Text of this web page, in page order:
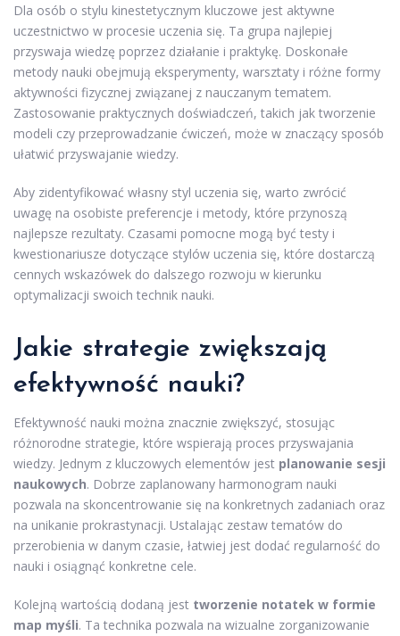
Dla osób o stylu kinestetycznym kluczowe jest aktywne
uczestnictwo w procesie uczenia się. Ta grupa najlepiej
przyswaja wiedzę poprzez działanie i praktykę. Doskonałe
metody nauki obejmują eksperymenty, warsztaty i różne formy
aktywności fizycznej związanej z nauczanym tematem.
Zastosowanie praktycznych doświadczeń, takich jak tworzenie
modeli czy przeprowadzanie ćwiczeń, może w znaczący sposób
ułatwić przyswajanie wiedzy.
Aby zidentyfikować własny styl uczenia się, warto zwrócić
uwagę na osobiste preferencje i metody, które przynoszą
najlepsze rezultaty. Czasami pomocne mogą być testy i
kwestionariusze dotyczące stylów uczenia się, które dostarczą
cennych wskazówek do dalszego rozwoju w kierunku
optymalizacji swoich technik nauki.
Jakie strategie zwiększają
efektywność nauki?
Efektywność nauki można znacznie zwiększyć, stosując
różnorodne strategie, które wspierają proces przyswajania
wiedzy. Jednym z kluczowych elementów jest planowanie sesji
naukowych. Dobrze zaplanowany harmonogram nauki
pozwala na skoncentrowanie się na konkretnych zadaniach oraz
na unikanie prokrastynacji. Ustalając zestaw tematów do
przerobienia w danym czasie, łatwiej jest dodać regularność do
nauki i osiągnąć konkretne cele.
Kolejną wartością dodaną jest tworzenie notatek w formie
map myśli. Ta technika pozwala na wizualne zorganizowanie